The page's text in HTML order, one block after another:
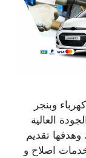
وبنجر
العالية
تقديم
اصلاح و